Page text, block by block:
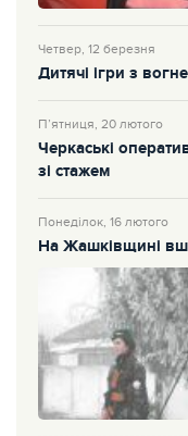
Четвер, 12 березня
Дитячі ігри з
П’ятниця, 20 лютого
Черкаські
зі стажем
Понеділок, 16 лютого
На Жашківщині